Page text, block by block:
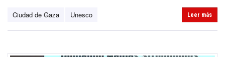
Ciudad de Gaza Unesco Leer más